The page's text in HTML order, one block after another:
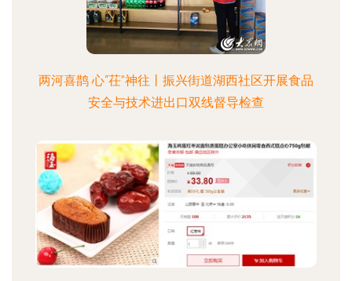
两河喜鹊 心“茌”神往丨振兴街道湖西社区开展食品
安全与技术进出口双线督导检查